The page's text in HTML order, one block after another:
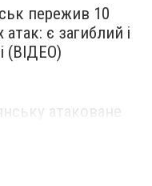
пережив 10
є загиблий і
(ВІДЕО)
атаковане